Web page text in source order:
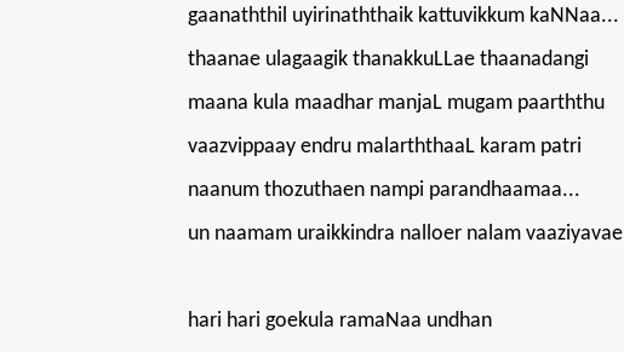
gaanaththil uyirinaththaik kattuvikkum kaNNaa...
thaanae ulagaagik thanakkuLLae thaanadangi
maana kula maadhar manjaL mugam paarththu
vaazvippaay endru malarththaaL karam patri
naanum thozuthaen nampi parandhaamaa...
un naamam uraikkindra nalloer nalam vaaziyavae
hari hari goekula ramaNaa undhan